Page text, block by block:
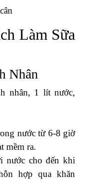
Làm Sữa
Nhân
nhân, 1 lít nước,
nước từ 6-8 giờ
mềm ra.
nước cho đến khi
hợp qua khăn